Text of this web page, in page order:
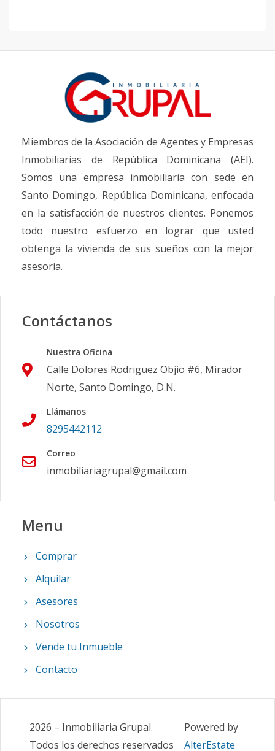
Miembros de la Asociación de Agentes y Empresas
Inmobiliarias de República Dominicana (AEI).
Somos una empresa inmobiliaria con sede en
Santo Domingo, República Dominicana, enfocada
en la satisfacción de nuestros clientes. Ponemos
todo nuestro esfuerzo en lograr que usted
obtenga la vivienda de sus sueños con la mejor
asesoría.
Contáctanos
Nuestra Oficina
Calle Dolores Rodriguez Objio #6, Mirador
Norte, Santo Domingo, D.N.
Llámanos
8295442112
Correo
inmobiliariagrupal@gmail.com
Menu
Comprar
Alquilar
Asesores
Nosotros
Vende tu Inmueble
Contacto
2026 – Inmobiliaria Grupal.
Todos los derechos reservados
Powered by
AlterEstate